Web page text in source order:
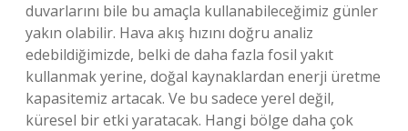
duvarlarını bile bu amaçla kullanabileceğimiz günler
yakın olabilir. Hava akış hızını doğru analiz
edebildiğimizde, belki de daha fazla fosil yakıt
kullanmak yerine, doğal kaynaklardan enerji üretme
kapasitemiz artacak. Ve bu sadece yerel değil,
küresel bir etki yaratacak. Hangi bölge daha çok